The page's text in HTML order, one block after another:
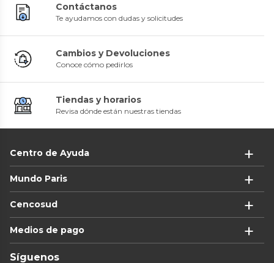
Contáctanos
Te ayudamos con dudas y solicitudes
Cambios y Devoluciones
Conoce cómo pedirlos
Tiendas y horarios
Revisa dónde están nuestras tiendas
Centro de Ayuda
Mundo Paris
Cencosud
Medios de pago
Síguenos